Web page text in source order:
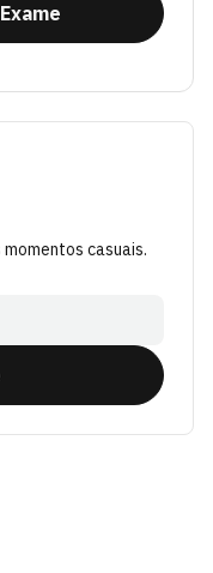
casuais.